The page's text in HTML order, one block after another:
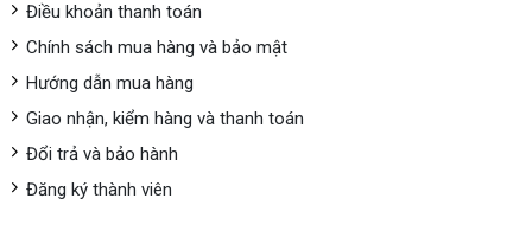
Điều khoản thanh toán
Chính sách mua hàng và bảo mật
Hướng dẫn mua hàng
Giao nhận, kiểm hàng và thanh toán
Đổi trả và bảo hành
Đăng ký thành viên